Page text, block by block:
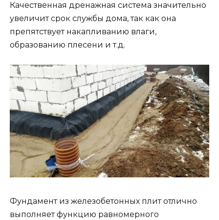
Качественная дренажная система значительно
увеличит срок службы дома, так как она
препятствует накапливанию влаги,
образованию плесени и т.д.
Фундамент из железобетонных плит отлично
выполняет функцию равномерного